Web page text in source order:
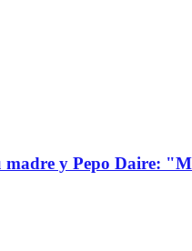
madre y Pepo Daire: